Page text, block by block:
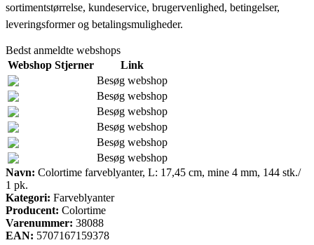
sortimentstørrelse, kundeservice, brugervenlighed, betingelser,
leveringsformer og betalingsmuligheder.
Bedst anmeldte webshops
Webshop Stjerner
Link
Besøg webshop
Besøg webshop
Besøg webshop
Besøg webshop
Besøg webshop
Besøg webshop
Navn: Colortime farveblyanter, L: 17,45 cm, mine 4 mm, 144 stk./
1 pk.
Kategori: Farveblyanter
Producent: Colortime
Varenummer: 38088
EAN: 5707167159378